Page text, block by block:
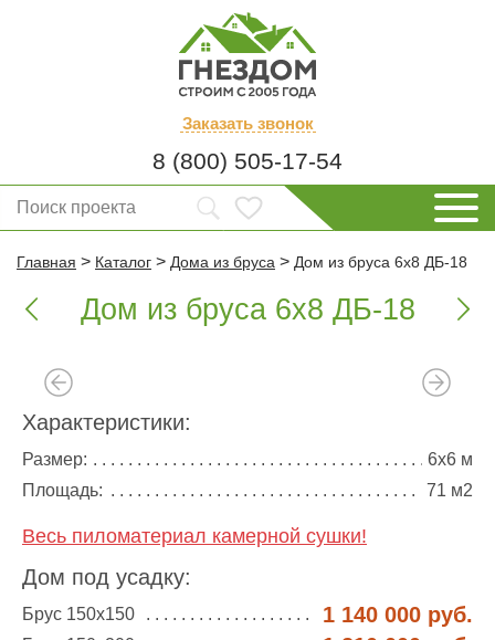
Заказать звонок
8 (800) 505-17-54
Главная > Каталог > Дома из бруса > Дом из бруса 6х8 ДБ-18
 Дом из бруса 6х8 ДБ-18 
Характеристики:
Размер:
6х6 м
Площадь:
71 м2
Весь пиломатериал камерной сушки!
Дом под усадку:
Брус 150х150 1 140 000 руб.